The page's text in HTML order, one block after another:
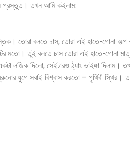
প্রস্তুত। তখন আমি কইলাম:
তোরা বলতে চাস, তোরা এই হাতে-গোনা অল্প
মতো। তুই বলতে চাস তোরা এই হাতে-গোনা
লজিক দিলো, সেইটারও ঠ্যাং ভাইঙ্গা দিলাম।
যুগে সবাই বিশ্বাস করতো – পৃথিবী স্থির।